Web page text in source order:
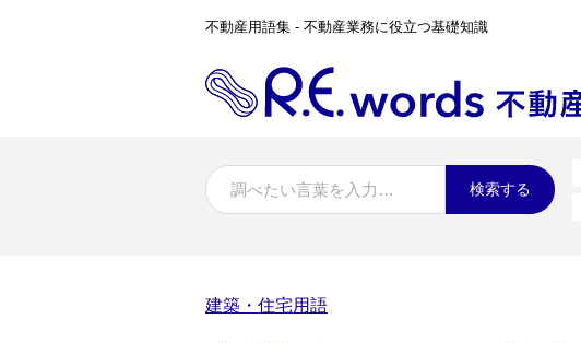
不動産用語集 - 不動産業務に役立つ基礎知識
検索する
建築・住宅用語